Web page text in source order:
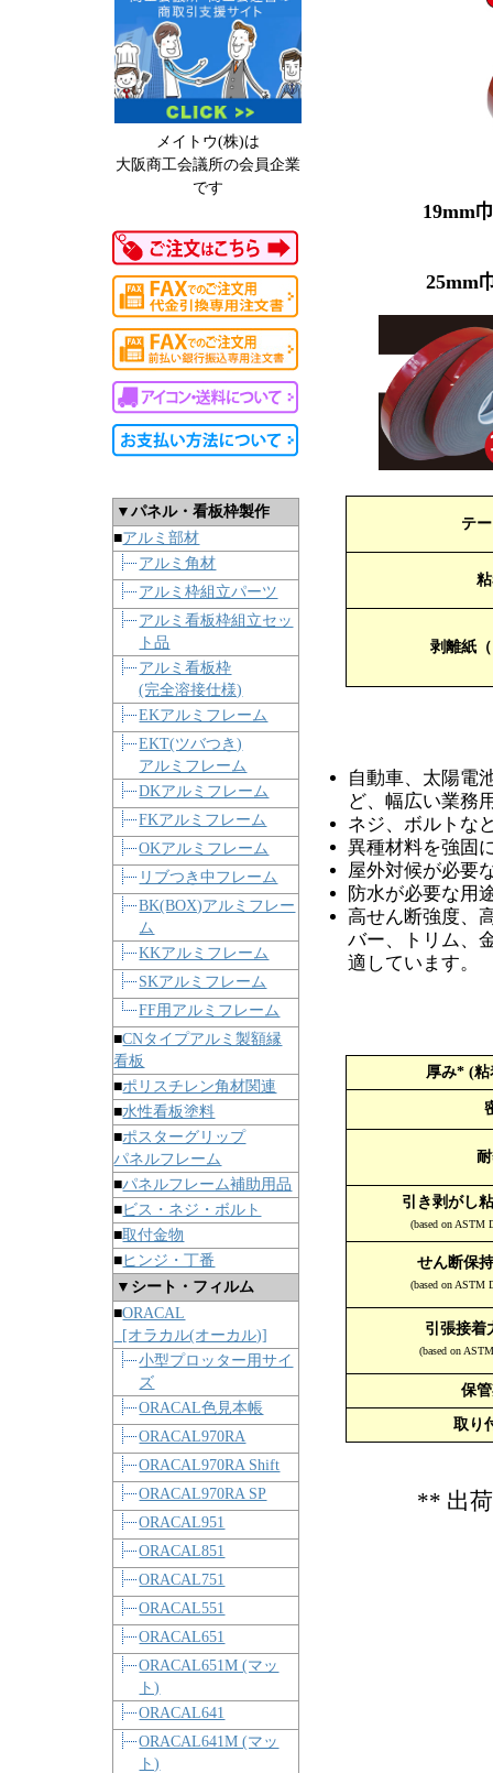
メイトウ(株)は
大阪商工会議所の会員企業
です
▼パネル・看板枠製作
■アルミ部材
アルミ角材
アルミ枠組立パーツ
アルミ看板枠組立セッ
ト品
アルミ看板枠
(完全溶接仕様)
EKアルミフレーム
EKT(ツバつき)
アルミフレーム
DKアルミフレーム
FKアルミフレーム
OKアルミフレーム
リブつき中フレーム
BK(BOX)アルミフレー
ム
KKアルミフレーム
SKアルミフレーム
FF用アルミフレーム
■CNタイプアルミ製額縁
看板
■ポリスチレン角材関連
■水性看板塗料
■ポスターグリップ
パネルフレーム
■パネルフレーム補助用品
■ビス・ネジ・ボルト
■取付金物
■ ヒンジ・丁番
▼シート・フィルム
■ORACAL
[オラカル(オーカル)]
小型プロッター用サイ
ズ
ORACAL色見本帳
ORACAL970RA
ORACAL970RA Shift
ORACAL970RA SP
ORACAL951
ORACAL851
ORACAL751
ORACAL551
ORACAL651
ORACAL651M (マッ
ト)
ORACAL641
ORACAL641M (マッ
ト)
19mm
25mm
テ
剥離紙
自動車、太陽電
ど、幅広い業務
ネジ、ボルトな
異種材料を強固
屋外対候が必要
防水が必要な用
高せん断強度、
バー、トリム、
適しています。
厚み* (
引き剥がし
(based on ASTM
せん断保
(based on ASTM
引張接着
(based on
保
取り
** 出